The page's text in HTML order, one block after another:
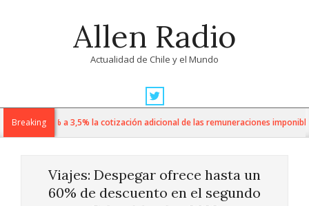
Allen Radio
Actualidad de Chile y el Mundo
Navigation
MenuBreaking
de 1% a 3,5% la cotización adicional de las remuneraciones imponibles
Viajes: Despegar ofrece hasta un
60% de descuento en el segundo